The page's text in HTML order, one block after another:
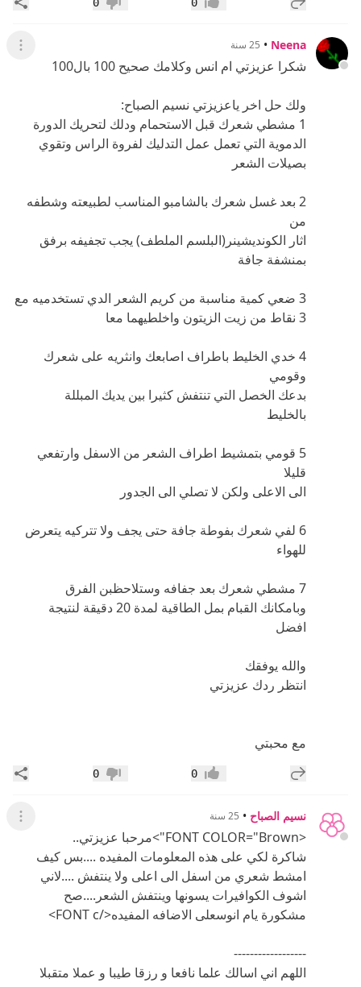
إعجاب عدم إعجاب
Neena
• 25 سنة عرض
شكرا عزيزتي ام انس وكلامك صحيح 100 بال100
ولك حل اخر ياعزيزتي نسيم الصباح:
1 مشطي شعرك قبل الاستحمام ودلك لتحريك الدورة
الدموية التي تعمل عمل التدليك لفروة الراس وتقوي
بصيلات الشعر
2 بعد غسل شعرك بالشامبو المناسب لطبيعته وشطفه
من
اثار الكونديشينر(البلسم الملطف) يجب تجفيفه برفق
بمنشفة جافة
3 ضعي كمية مناسبة من كريم الشعر الدي تستخدميه مع
3 نقاط من زيت الزيتون واخلطيهما معا
4 خدي الخليط باطراف اصابعك وانثريه على شعرك
وقومي
بدعك الخصل التي تنتفش كثيرا بين يديك المبللة
بالخليط
5 قومي بتمشيط اطراف الشعر من الاسفل وارتفعي
قليلا
الى الاعلى ولكن لا تصلي الى الجدور
6 لفي شعرك بفوطة جافة حتى يجف ولا تتركيه يتعرض
للهواء
7 مشطي شعرك بعد جفافه وستلاحظبن الفرق
وبامكانك القبام بمل الطاقية لمدة 20 دقيقة لنتيجة
افضل
والله يوفقك
انتظر ردك عزيزتي
مع محبتي
إضافة رد جديد إعجاب0 عدم إعجاب
0
نسيم الصباح • 25 سنة عرض
<FONT COLOR="Brown">مرحبا عزيزتي..
شاكرة لكي على هذه المعلومات المفيده ....بس كيف
امشط شعري من اسفل الى اعلى ولا ينتفش ....لاني
اشوف الكوافيرات يسونها وينتفش الشعر....صح
مشكورة يام انوسعلى الاضافه المفيده</FONT c>
------------------
اللهم اني اسالك علما نافعا و رزقا طيبا و عملا متقبلا